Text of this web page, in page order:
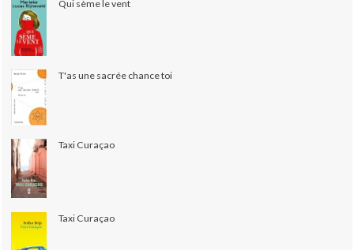
Qui sème le vent
T'as une sacrée chance toi
Taxi Curaçao
Taxi Curaçao